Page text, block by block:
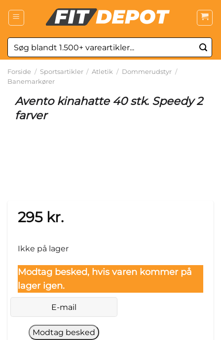
Søg
efter:
Forside / Sportsartikler / Atletik / Dommerudstyr /
Banemarkører
Avento kinahatte 40 stk. Speedy 2
farver
295 kr.
Ikke på lager
Modtag besked, hvis varen kommer på
lager igen.